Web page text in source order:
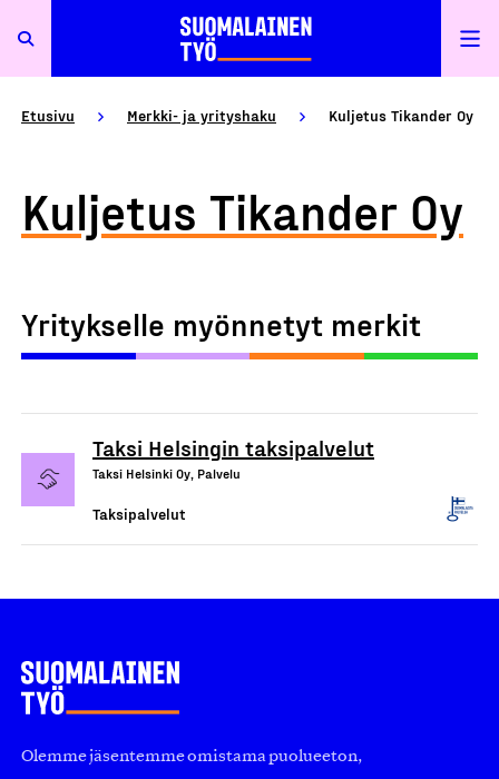
Etusivu Merkki- ja yrityshaku Kuljetus Tikander Oy
Kuljetus Tikander Oy
Yritykselle myönnetyt merkit
Taksi Helsingin taksipalvelut
Taksi Helsinki Oy, Palvelu
Taksipalvelut
Olemme jäsentemme omistama puolueeton,